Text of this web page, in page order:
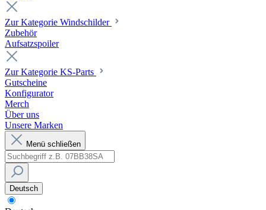
Zur Kategorie Windschilder
Zubehör
Aufsatzspoiler
Zur Kategorie KS-Parts
Gutscheine
Konfigurator
Merch
Über uns
Unsere Marken
Menü schließen
Deutsch